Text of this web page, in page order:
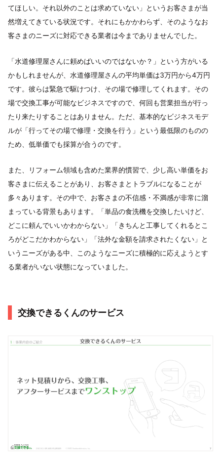
てほしい。それ以外のことは求めていない」というお客さまが当
然増えてきている状況です。それにもかかわらず、そのようなお
客さまのニーズに対応できる業者は今までありませんでした。
「水道修理屋さんに頼めばいいのではないか？」という方がいる
かもしれませんが、水道修理屋さんの平均単価は3万円から4万円
です。彼らは緊急で駆けつけ、その場で修理してくれます。その
場で交換工事が可能なビジネスですので、何回も営業担当が行っ
たり来たりすることはありません。ただ、基本的なビジネスモデ
ルが「行ってその場で修理・交換を行う」という最低限のものの
ため、低単価でも採算が合うのです。
また、リフォーム領域も含めた業界的慣習で、少し高い単価をお
客さまに伝えることがあり、お客さまとトラブルになることが
多々あります。その中で、お客さまの不信感・不満感が非常に溜
まっている背景もあります。「単品の食洗機を交換したいけど、
どこに頼んでいいかわからない」「きちんと工事してくれるとこ
ろがどこだかわからない」「法外な金額を請求されたくない」と
いうニーズがある中、このようなニーズに積極的に応えようとす
る業者がいない状態になっていました。
交換できるくんのサービス